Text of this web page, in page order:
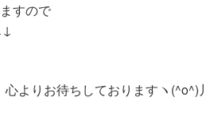
すので
よりお待ちしておりますヽ(^o^)丿